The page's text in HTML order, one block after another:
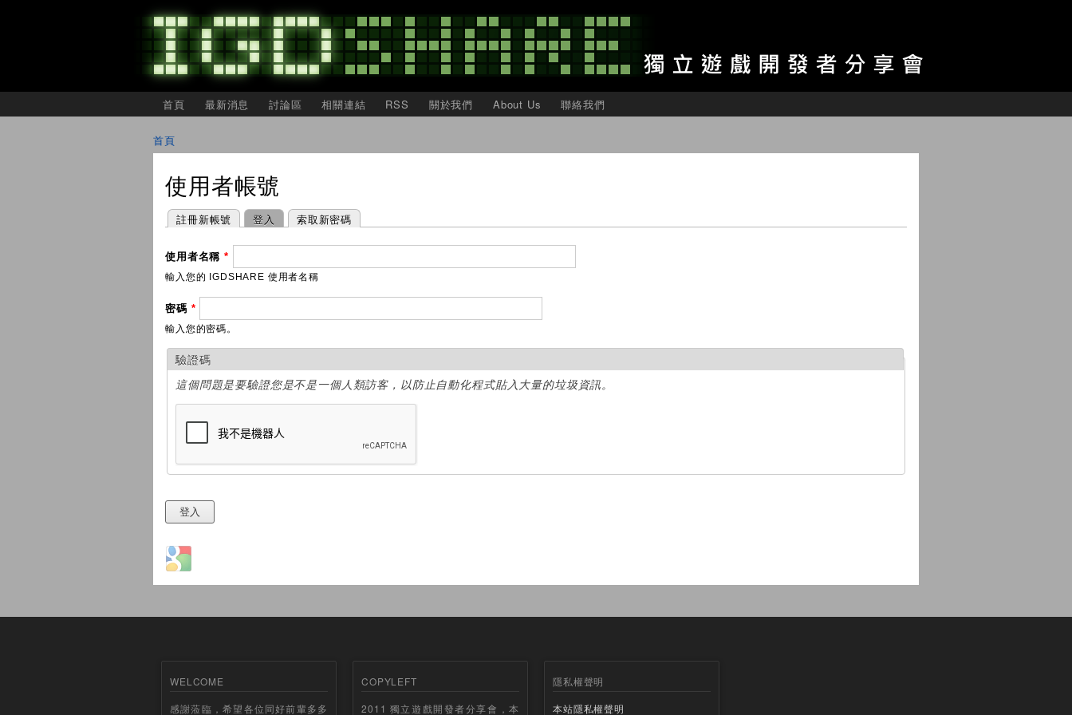
至
主
容
IGDSHARE
首頁 最新消息 討論區 相關連結 RSS 關於我們 About Us 聯絡我們
首頁
使用者帳號
主要索引標籤
註冊新帳號 登入
(作用中頁籤) 索取新密碼
使用者名稱*
輸入您的 IGDSHARE 使用者名稱
密碼 *
輸入您的密碼。
驗證碼
這個問題是要驗證您是不是一個人類訪客，以防止自動化程式貼入大量的垃圾資訊。
Login with Google
WELCOME
感謝蒞臨，希望各位同好前輩多多
COPYLEFT
2011 獨立遊戲開發者分享會，本
隱私權聲明
本站隱私權聲明